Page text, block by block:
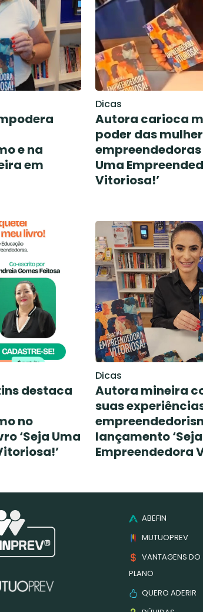
e na
em
Dicas
Autora carioca
poder das
empreendedoras
Uma
Vitoriosa!’
destaca
no
‘Seja Uma
Dicas
Autora mineira
suas
lançamento
Empreendedora
ABEFIN
MUTUOPREV
VANTAGENS DO
PLANO
QUERO ADERIR